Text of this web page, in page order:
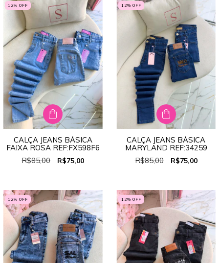
12% OFF
CALÇA JEANS BÁSICA
FAIXA ROSA REF:FX598F6
R$85,00
R$75,00
12% OFF
CALÇA JEANS BÁSICA
MARYLAND REF:34259
R$85,00
R$75,00
12% OFF 12% OFF